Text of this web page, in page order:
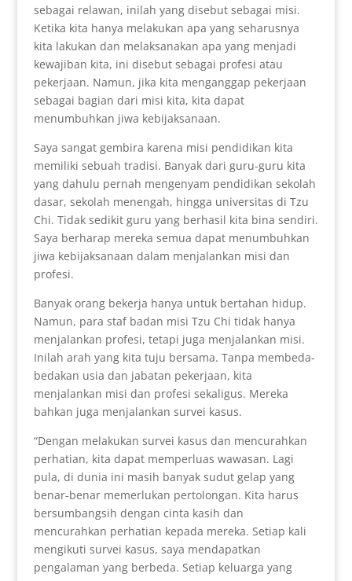
sebagai relawan, inilah yang disebut sebagai misi.
Ketika kita hanya melakukan apa yang seharusnya
kita lakukan dan melaksanakan apa yang menjadi
kewajiban kita, ini disebut sebagai profesi atau
pekerjaan. Namun, jika kita menganggap pekerjaan
sebagai bagian dari misi kita, kita dapat
menumbuhkan jiwa kebijaksanaan.
Saya sangat gembira karena misi pendidikan kita
memiliki sebuah tradisi. Banyak dari guru-guru kita
yang dahulu pernah mengenyam pendidikan sekolah
dasar, sekolah menengah, hingga universitas di Tzu
Chi. Tidak sedikit guru yang berhasil kita bina sendiri.
Saya berharap mereka semua dapat menumbuhkan
jiwa kebijaksanaan dalam menjalankan misi dan
profesi.
Banyak orang bekerja hanya untuk bertahan hidup.
Namun, para staf badan misi Tzu Chi tidak hanya
menjalankan profesi, tetapi juga menjalankan misi.
Inilah arah yang kita tuju bersama. Tanpa membeda-
bedakan usia dan jabatan pekerjaan, kita
menjalankan misi dan profesi sekaligus. Mereka
bahkan juga menjalankan survei kasus.
“Dengan melakukan survei kasus dan mencurahkan
perhatian, kita dapat memperluas wawasan. Lagi
pula, di dunia ini masih banyak sudut gelap yang
benar-benar memerlukan pertolongan. Kita harus
bersumbangsih dengan cinta kasih dan
mencurahkan perhatian kepada mereka. Setiap kali
mengikuti survei kasus, saya mendapatkan
pengalaman yang berbeda. Setiap keluarga yang